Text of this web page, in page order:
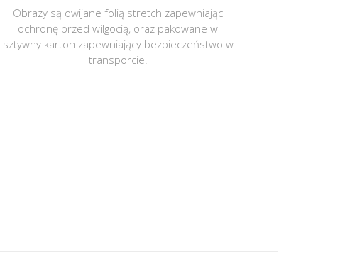
Obrazy są owijane folią stretch zapewniając
ochronę przed wilgocią, oraz pakowane w
sztywny karton zapewniający bezpieczeństwo w
transporcie.